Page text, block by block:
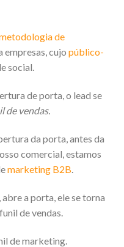
de
empresas, cujo público-
social.
de porta, o lead se
de vendas.
da porta, antes da
comercial, estamos
marketing B2B.
a porta, ele se torna
de vendas.
de marketing.